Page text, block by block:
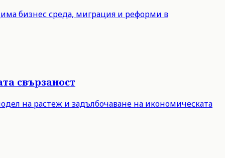
бизнес среда, миграция и реформи в
свързаност
на растеж и задълбочаване на икономическата